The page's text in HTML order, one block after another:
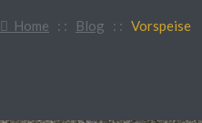
Home : : Blog : : Vorspeise